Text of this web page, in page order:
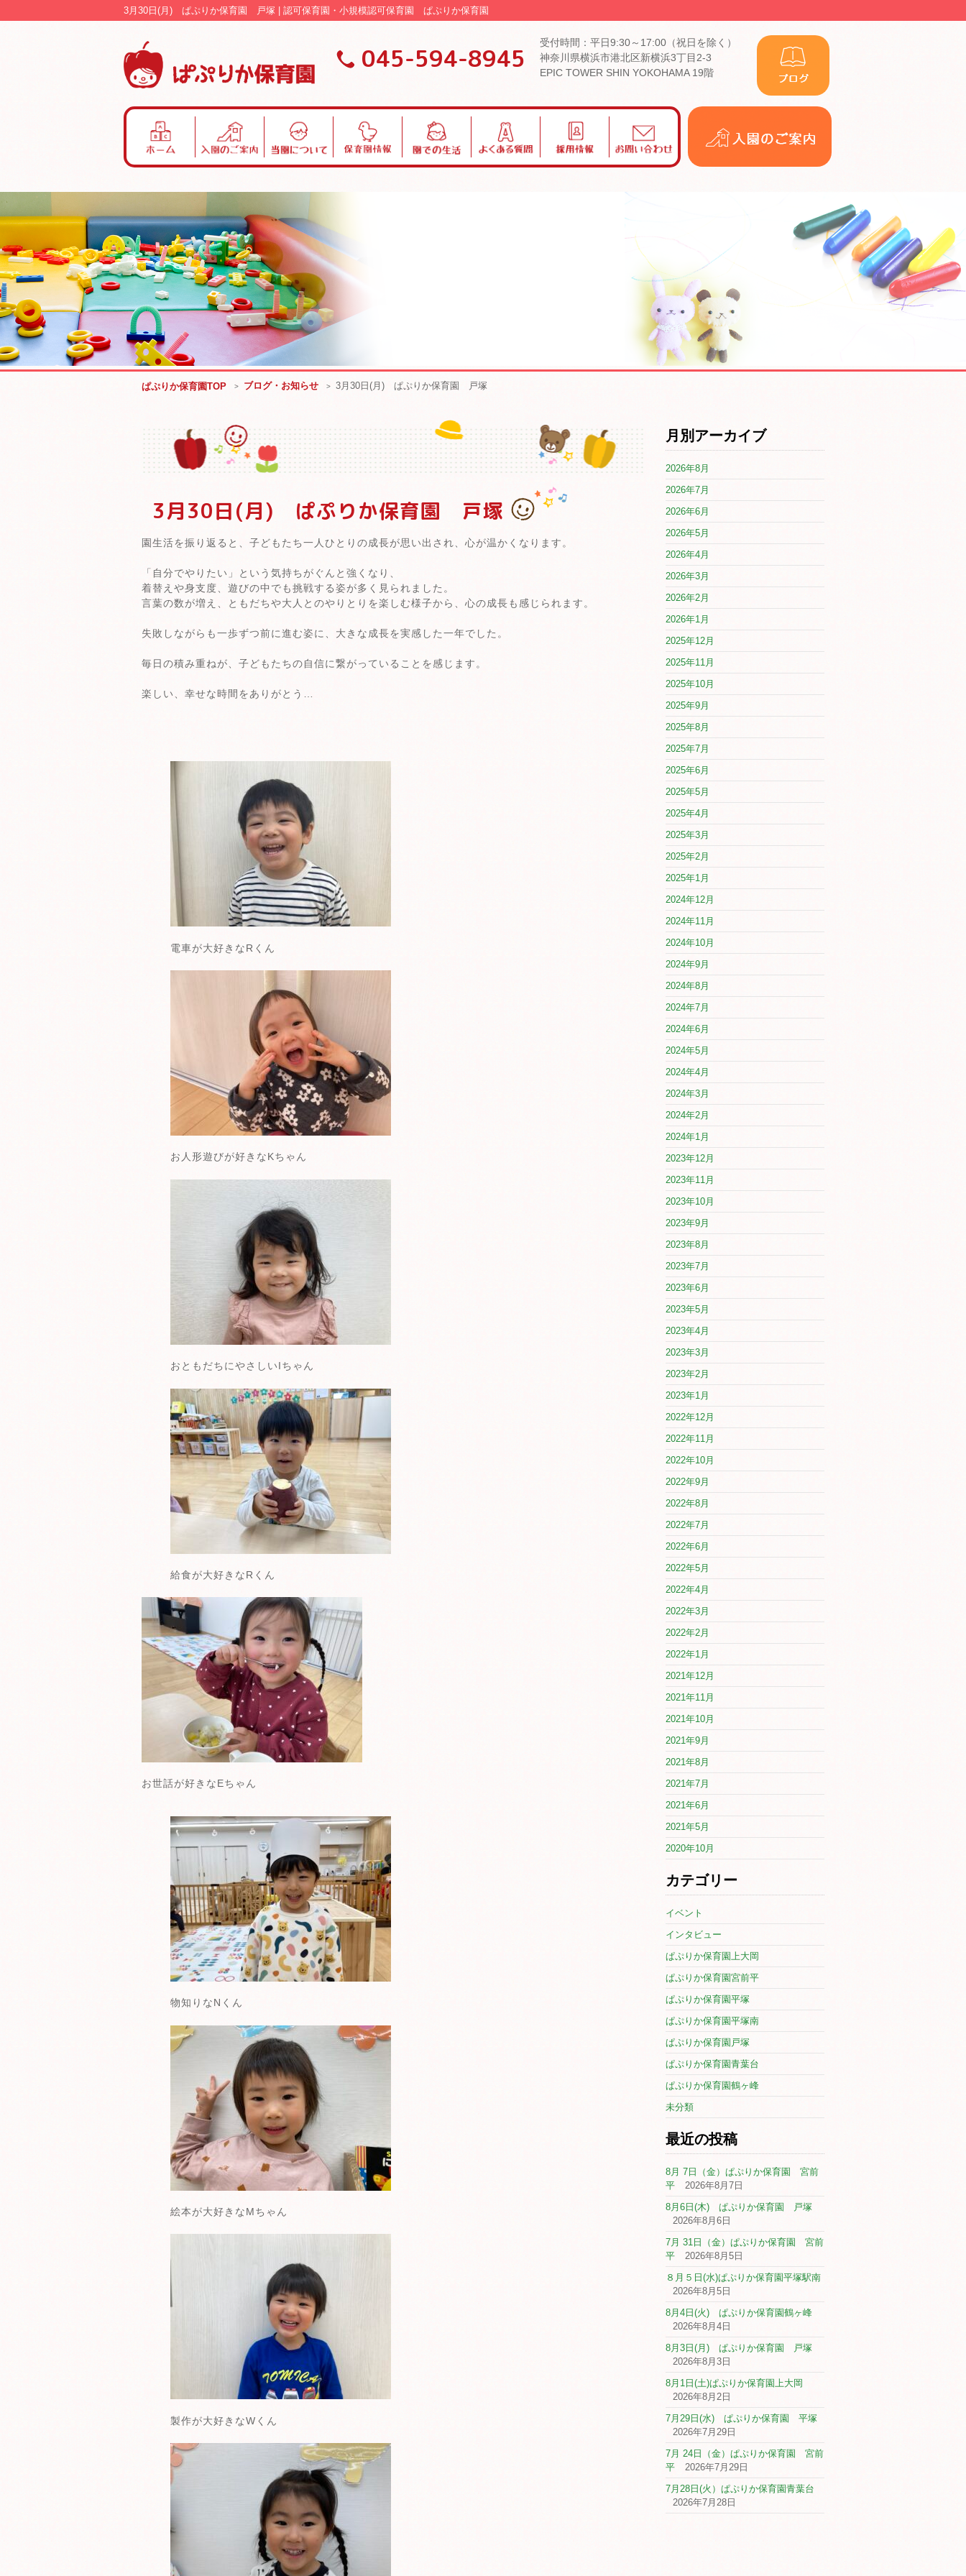
3月30日(月) ぱぷりか保育園 戸塚 | 認可保育園・小規模認可保育園 ぱぷりか保育園
045-594-8945
受付時間：平日9:30～17:00（祝日を除く）
神奈川県横浜市港北区新横浜3丁目2-3
EPIC TOWER SHIN YOKOHAMA 19階
の
ご
内
に
つ
て
情
生
あ
る
い
合
ぱぷりか保育園TOP ブログ・お知らせ 3月30日(月) ぱぷりか保育園 戸塚
3月30日(月) ぱぷりか保育園 戸塚
園生活を振り返ると、子どもたち一人ひとりの成長が思い出され、心が温かくなります。
「自分でやりたい」という気持ちがぐんと強くなり、
着替えや身支度、遊びの中でも挑戦する姿が多く見られました。
言葉の数が増え、ともだちや大人とのやりとりを楽しむ様子から、心の成長も感じられます。
失敗しながらも一歩ずつ前に進む姿に、大きな成長を実感した一年でした。
毎日の積み重ねが、子どもたちの自信に繋がっていることを感じます。
楽しい、幸せな時間をありがとう…
電車が大好きなRくん
お人形遊びが好きなKちゃん
おともだちにやさしいIちゃん
給食が大好きなRくん
お世話が好きなEちゃん
物知りなNくん
絵本が大好きなMちゃん
製作が大好きなWくん
月別アーカイブ
2026年8月
2026年7月
2026年6月
2026年5月
2026年4月
2026年3月
2026年2月
2026年1月
2025年12月
2025年11月
2025年10月
2025年9月
2025年8月
2025年7月
2025年6月
2025年5月
2025年4月
2025年3月
2025年2月
2025年1月
2024年12月
2024年11月
2024年10月
2024年9月
2024年8月
2024年7月
2024年6月
2024年5月
2024年4月
2024年3月
2024年2月
2024年1月
2023年12月
2023年11月
2023年10月
2023年9月
2023年8月
2023年7月
2023年6月
2023年5月
2023年4月
2023年3月
2023年2月
2023年1月
2022年12月
2022年11月
2022年10月
2022年9月
2022年8月
2022年7月
2022年6月
2022年5月
2022年4月
2022年3月
2022年2月
2022年1月
2021年12月
2021年11月
2021年10月
2021年9月
2021年8月
2021年7月
2021年6月
2021年5月
2020年10月
カテゴリー
イベント
インタビュー
ぱぷりか保育園上大岡
ぱぷりか保育園宮前平
ぱぷりか保育園平塚
ぱぷりか保育園平塚南
ぱぷりか保育園戸塚
ぱぷりか保育園青葉台
ぱぷりか保育園鶴ヶ峰
未分類
最近の投稿
8月 7日（金）ぱぷりか保育園 宮前
平
2026年8月7日
8月6日(木) ぱぷりか保育園 戸塚
2026年8月6日
7月 31日（金）ぱぷりか保育園 宮前
平
2026年8月5日
８月５日(水)ぱぷりか保育園平塚駅南
2026年8月5日
8月4日(火) ぱぷりか保育園鶴ヶ峰
2026年8月4日
8月3日(月) ぱぷりか保育園 戸塚
2026年8月3日
8月1日(土)ぱぷりか保育園上大岡
2026年8月2日
7月29日(水) ぱぷりか保育園 平塚
2026年7月29日
7月 24日（金）ぱぷりか保育園 宮前
平
2026年7月29日
7月28日(火）ぱぷりか保育園青葉台
2026年7月28日